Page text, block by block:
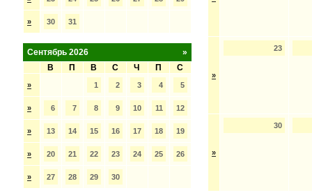
» 30 31
»
Сентябрь 2026
В
П В С Ч П С
» 1 2 3 4 5
» 6 7 8 9 10 11 12
» 13 14 15 16 17 18 19
» 20 21 22 23 24 25 26
» 27 28 29 30
»
23
»
30